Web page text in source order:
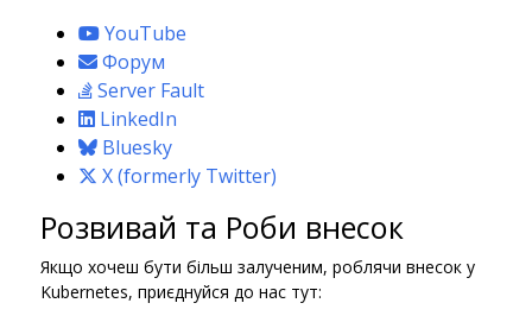
YouTube
Форум
Server Fault
LinkedIn
Bluesky
X (formerly Twitter)
Розвивай та Роби внесок
Якщо хочеш бути більш залученим, роблячи внесок у
Kubernetes, приєднуйся до нас тут: